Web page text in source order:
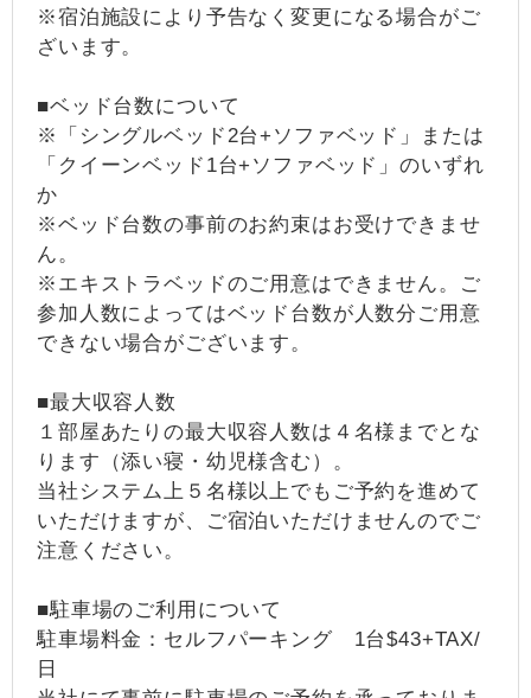
※宿泊施設により予告なく変更になる場合がご
ざいます。
■ベッド台数について
※「シングルベッド2台+ソファベッド」または
「クイーンベッド1台+ソファベッド」のいずれ
か
※ベッド台数の事前のお約束はお受けできませ
ん。
※エキストラベッドのご用意はできません。ご
参加人数によってはベッド台数が人数分ご用意
できない場合がございます。
■最大収容人数
１部屋あたりの最大収容人数は４名様までとな
ります（添い寝・幼児様含む）。
当社システム上５名様以上でもご予約を進めて
いただけますが、ご宿泊いただけませんのでご
注意ください。
■駐車場のご利用について
駐車場料金：セルフパーキング 1台$43+TAX/
日